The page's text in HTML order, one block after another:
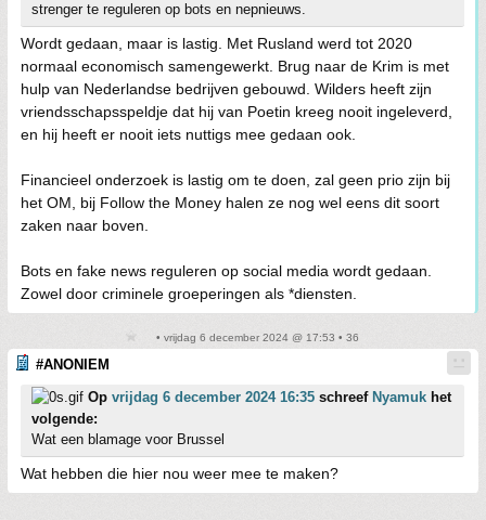
strenger te reguleren op bots en nepnieuws.
Wordt gedaan, maar is lastig. Met Rusland werd tot 2020
normaal economisch samengewerkt. Brug naar de Krim is met
hulp van Nederlandse bedrijven gebouwd. Wilders heeft zijn
vriendsschapsspeldje dat hij van Poetin kreeg nooit ingeleverd,
en hij heeft er nooit iets nuttigs mee gedaan ook.
Financieel onderzoek is lastig om te doen, zal geen prio zijn bij
het OM, bij Follow the Money halen ze nog wel eens dit soort
zaken naar boven.
Bots en fake news reguleren op social media wordt gedaan.
Zowel door criminele groeperingen als *diensten.
• vrijdag 6 december 2024 @ 17:53 • 36
#ANONIEM
Op vrijdag 6 december 2024 16:35 schreef Nyamuk het
volgende:
Wat een blamage voor Brussel
Wat hebben die hier nou weer mee te maken?